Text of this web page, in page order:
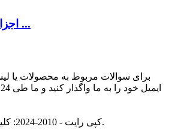
اجزای نوع دیسک چیست ...
برای سوالات مربوط به محصولات یا
© کپی رایت - 2010-2024: کلیه حقوق محفوظ است.